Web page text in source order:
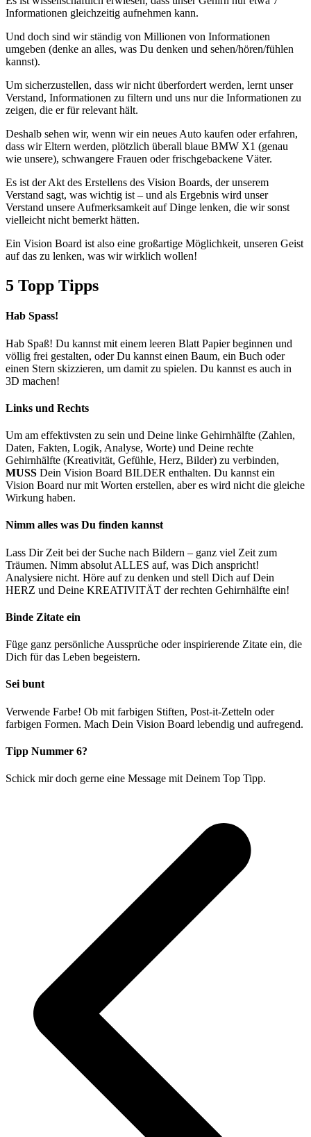
Informationen gleichzeitig aufnehmen kann.
Und doch sind wir ständig von Millionen von Informationen
umgeben (denke an alles, was Du denken und sehen/hören/fühlen
kannst).
Um sicherzustellen, dass wir nicht überfordert werden, lernt unser
Verstand, Informationen zu filtern und uns nur die Informationen zu
zeigen, die er für relevant hält.
Deshalb sehen wir, wenn wir ein neues Auto kaufen oder erfahren,
dass wir Eltern werden, plötzlich überall blaue BMW X1 (genau
wie unsere), schwangere Frauen oder frischgebackene Väter.
Es ist der Akt des Erstellens des Vision Boards, der unserem
Verstand sagt, was wichtig ist – und als Ergebnis wird unser
Verstand unsere Aufmerksamkeit auf Dinge lenken, die wir sonst
vielleicht nicht bemerkt hätten.
Ein Vision Board ist also eine großartige Möglichkeit, unseren Geist
auf das zu lenken, was wir wirklich wollen!
5 Topp Tipps
Hab Spass!
Hab Spaß! Du kannst mit einem leeren Blatt Papier beginnen und
völlig frei gestalten, oder Du kannst einen Baum, ein Buch oder
einen Stern skizzieren, um damit zu spielen. Du kannst es auch in
3D machen!
Links und Rechts
Um am effektivsten zu sein und Deine linke Gehirnhälfte (Zahlen,
Daten, Fakten, Logik, Analyse, Worte) und Deine rechte
Gehirnhälfte (Kreativität, Gefühle, Herz, Bilder) zu verbinden,
MUSS Dein Vision Board BILDER enthalten. Du kannst ein
Vision Board nur mit Worten erstellen, aber es wird nicht die gleiche
Wirkung haben.
Nimm alles was Du finden kannst
Lass Dir Zeit bei der Suche nach Bildern – ganz viel Zeit zum
Träumen. Nimm absolut ALLES auf, was Dich anspricht!
Analysiere nicht. Höre auf zu denken und stell Dich auf Dein
HERZ und Deine KREATIVITÄT der rechten Gehirnhälfte ein!
Binde Zitate ein
Füge ganz persönliche Aussprüche oder inspirierende Zitate ein, die
Dich für das Leben begeistern.
Sei bunt
Verwende Farbe! Ob mit farbigen Stiften, Post-it-Zetteln oder
farbigen Formen. Mach Dein Vision Board lebendig und aufregend.
Tipp Nummer 6?
Schick mir doch gerne eine Message mit Deinem Top Tipp.